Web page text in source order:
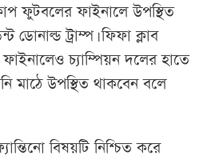
ফুটবলের ফাইনালে উপস্থিত
ডোনাল্ড ট্রাম্প। ফিফা ক্লাব
চ্যাম্পিয়ন দলের হাতে
মাঠে উপস্থিত থাকবেন বলে
বিষয়টি নিশ্চিত করে